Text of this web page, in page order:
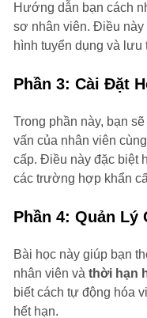
Hướng dẫn bạn cách
sơ nhân viên. Điều này
hình tuyển dụng và lưu
Phần 3: Cài Đặt
Trong phần này, bạn
vấn của nhân viên
cấp. Điều này đặc biệt
các trường hợp khẩn
Phần 4: Quản Lý
Bài học này giúp bạn
nhân viên và thời hạn
biết cách tự động hóa
hết hạn.